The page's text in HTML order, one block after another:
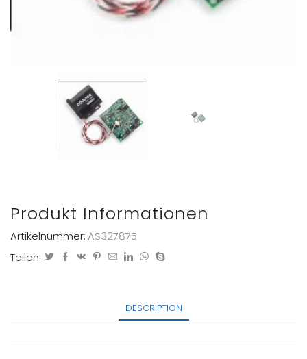
Produkt Informationen
Artikelnummer:AS327875
Teilen:
DESCRIPTION